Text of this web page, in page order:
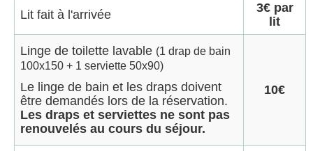
Lit fait à l'arrivée
3€ par
lit
Linge de toilette lavable (1 drap de bain
100x150 + 1 serviette 50x90)
Le linge de bain et les draps doivent
être demandés lors de la réservation.
Les draps et serviettes ne sont pas
renouvelés au cours du séjour.
10€